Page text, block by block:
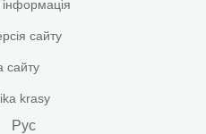
інформація
сайту
сайту
krasy
Рус